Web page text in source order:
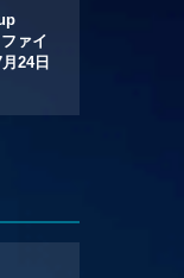
ァイ
24日